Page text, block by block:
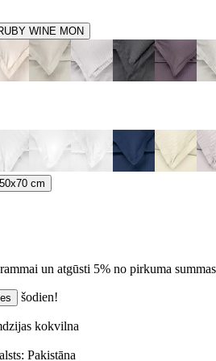
WINE MON
cm
un atgūsti 5% no pirkuma
šodien!
kokvilna
Pakistāna